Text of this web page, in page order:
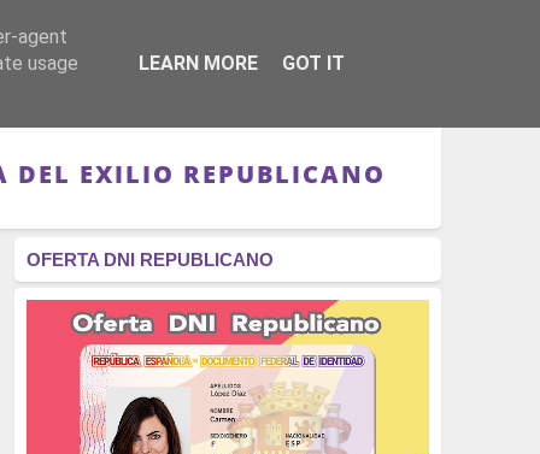
RÉGIMEN - MONARQUÍA
EXILIO REPUBLICANO
OFERTA DNI REPUBLICANO
agent
usage
LEARN MORE GOT IT